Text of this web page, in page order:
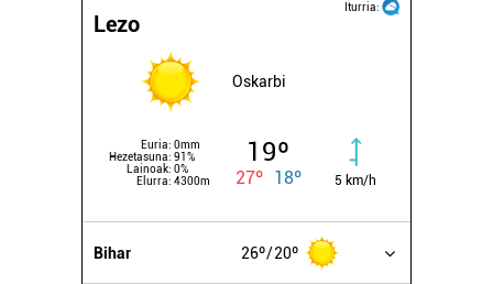
Iturria:
Lezo
Oskarbi
Euria: 0mm
Hezetasuna: 91%
Lainoak: 0%
Elurra: 4300m
19º
27º 18º 5 km/h
Bihar 26º 20º